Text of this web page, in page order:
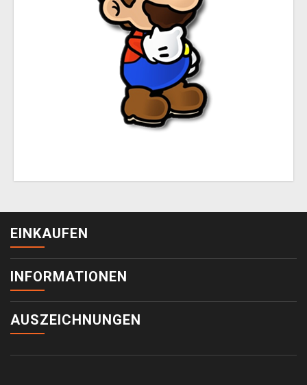
EINKAUFEN
INFORMATIONEN
AUSZEICHNUNGEN